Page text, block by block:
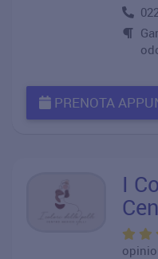
PRENOTA
I